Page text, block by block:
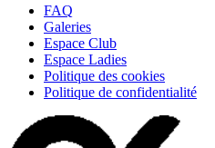
FAQ
Galeries
Espace Club
Espace Ladies
Politique des cookies
Politique de confidentialité